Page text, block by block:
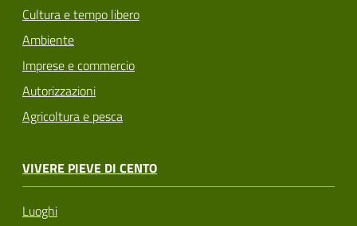
Cultura e tempo libero
Ambiente
Imprese e commercio
Autorizzazioni
Agricoltura e pesca
VIVERE PIEVE DI CENTO
Luoghi